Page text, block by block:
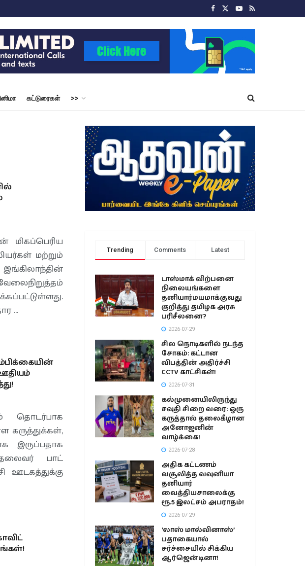
கட்டுரைகள் >>
மிகப்பெரிய
மற்றும்
...
தொடர்பாக
கருத்துக்கள்,
இருப்பதாக
பாட்
ஊடகத்துக்கு
Trending Comments Latest
டாஸ்மாக் விற்பனை
நிலையங்களை
தனியார்மயமாக்குவது
குறித்து தமிழக அரசு
பரிசீலனை?
2026-07-29
சில நொடிகளில் நடந்த
சோகம்: கட்டான
விபத்தின் அதிர்ச்சி
CCTV காட்சிகள்!
2026-07-31
கல்முனையிலிருந்து
சவுதி சிறை வரை: ஒரு
கருத்தால் தலைகீழான
அனோஜனின்
வாழ்க்கை!
2026-07-28
அதிக கட்டணம்
வசூலித்த வவுனியா
தனியார்
வைத்தியசாலைக்கு
ரூ.5 இலட்சம் அபராதம்!
2026-07-29
‘லாஸ் மால்வினாஸ்’
பதாகையால்
சர்ச்சையில் சிக்கிய
ஆர்ஜென்டினா!